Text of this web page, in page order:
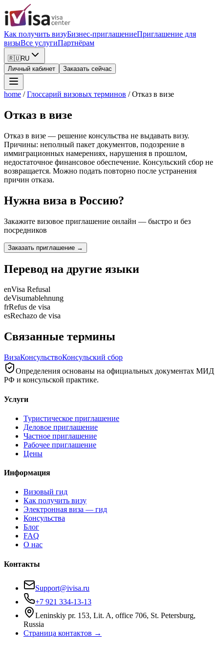
Как получить визуБизнес-приглашениеПриглашение для
визыВсе услугиПартнёрам
🇷🇺RU
Личный кабинет
Заказать сейчас
home /Глоссарий визовых терминов /Отказ в визе
Отказ в визе
Отказ в визе — решение консульства не выдавать визу.
Причины: неполный пакет документов, подозрение в
иммиграционных намерениях, нарушения в прошлом,
недостаточное финансовое обеспечение. Консульский сбор не
возвращается. Можно подать повторно после устранения
причин отказа.
Нужна виза в Россию?
Закажите визовое приглашение онлайн — быстро и без
посредников
Заказать приглашение →
Перевод на другие языки
enVisa Refusal
deVisumablehnung
frRefus de visa
esRechazo de visa
Связанные термины
ВизаКонсульствоКонсульский сбор
Определения основаны на официальных документах МИД
РФ и консульской практике.
Услуги
Туристическое приглашение
Деловое приглашение
Частное приглашение
Рабочее приглашение
Цены
Информация
Визовый гид
Как получить визу
Электронная виза — гид
Консульства
Блог
FAQ
О нас
Контакты
Support@ivisa.ru
+7 921 334-13-13
Leninskiy pr. 153, Lit. A, office 706, St. Petersburg,
Russia
Страница контактов →